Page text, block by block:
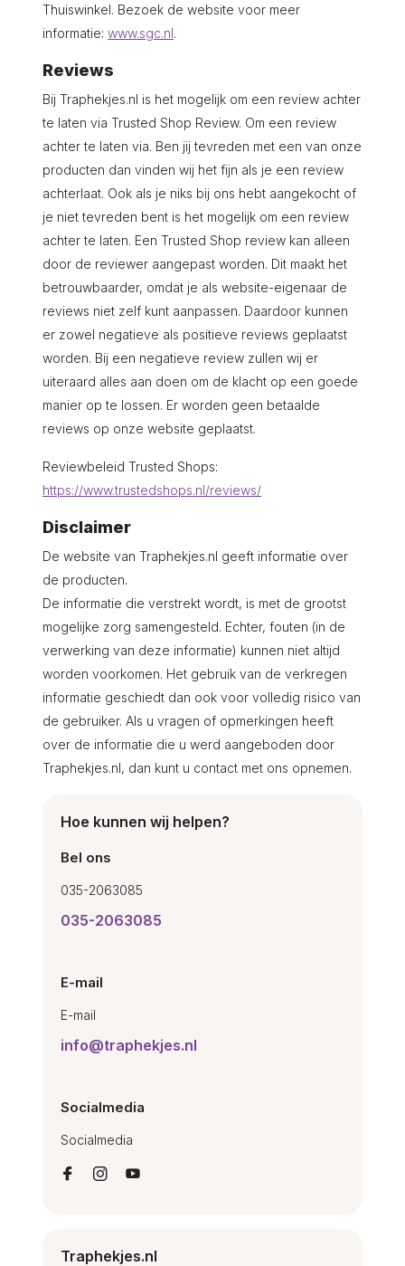
Thuiswinkel. Bezoek de website voor meer
informatie: www.sgc.nl.
Reviews
Bij Traphekjes.nl is het mogelijk om een review achter
te laten via Trusted Shop Review. Om een review
achter te laten via. Ben jij tevreden met een van onze
producten dan vinden wij het fijn als je een review
achterlaat. Ook als je niks bij ons hebt aangekocht of
je niet tevreden bent is het mogelijk om een review
achter te laten. Een Trusted Shop review kan alleen
door de reviewer aangepast worden. Dit maakt het
betrouwbaarder, omdat je als website-eigenaar de
reviews niet zelf kunt aanpassen. Daardoor kunnen
er zowel negatieve als positieve reviews geplaatst
worden. Bij een negatieve review zullen wij er
uiteraard alles aan doen om de klacht op een goede
manier op te lossen. Er worden geen betaalde
reviews op onze website geplaatst.
Reviewbeleid Trusted Shops:
https://www.trustedshops.nl/reviews/
Disclaimer
De website van Traphekjes.nl geeft informatie over
de producten.
De informatie die verstrekt wordt, is met de grootst
mogelijke zorg samengesteld. Echter, fouten (in de
verwerking van deze informatie) kunnen niet altijd
worden voorkomen. Het gebruik van de verkregen
informatie geschiedt dan ook voor volledig risico van
de gebruiker. Als u vragen of opmerkingen heeft
over de informatie die u werd aangeboden door
Traphekjes.nl, dan kunt u contact met ons opnemen.
Hoe kunnen wij helpen?
Bel ons
035-2063085
035-2063085
E-mail
E-mail
info@traphekjes.nl
Socialmedia
Socialmedia
Traphekjes.nl